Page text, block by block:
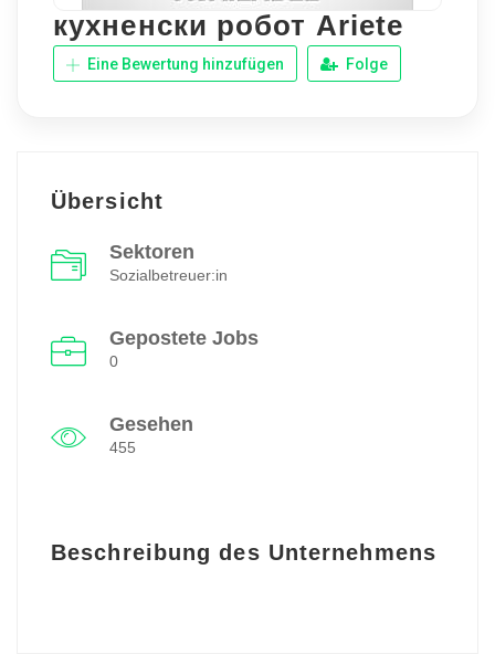
кухненски робот Ariete
Eine Bewertung hinzufügen Folge
Übersicht
Sektoren
Sozialbetreuer:in
Gepostete Jobs
0
Gesehen
455
Beschreibung des Unternehmens